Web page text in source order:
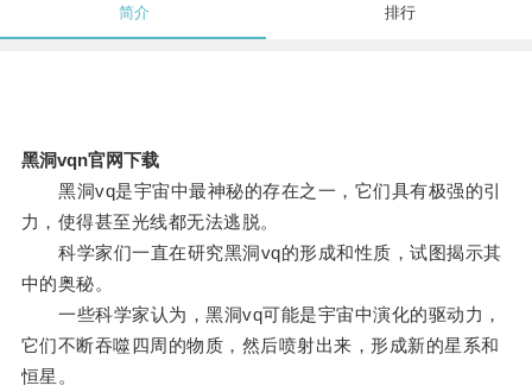
简介 排行
黑洞vqn官网下载
黑洞vq是宇宙中最神秘的存在之一，它们具有极强的引
力，使得甚至光线都无法逃脱。
科学家们一直在研究黑洞vq的形成和性质，试图揭示其
中的奥秘。
一些科学家认为，黑洞vq可能是宇宙中演化的驱动力，
它们不断吞噬四周的物质，然后喷射出来，形成新的星系和
恒星。